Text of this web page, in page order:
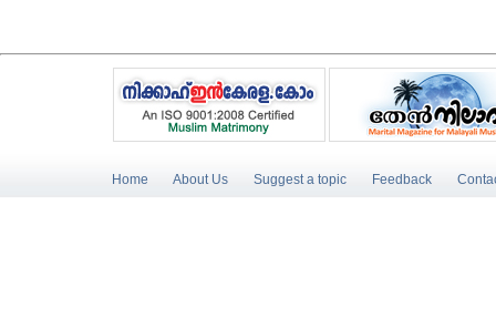
Home About Us Suggest a topic Feedback